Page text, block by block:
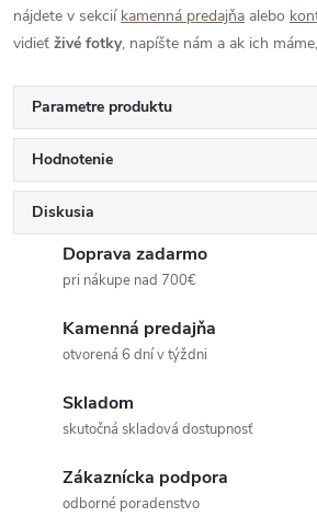
nájdete v sekcií kamenná predajňa alebo
vidieť živé fotky, napíšte nám a ak ich máme,
Parametre produktu
Hodnotenie
Diskusia
Doprava zadarmo
pri nákupe nad 700€
Kamenná predajňa
otvorená 6 dní v týždni
Skladom
skutočná skladová dostupnosť
Zákaznícka podpora
odborné poradenstvo